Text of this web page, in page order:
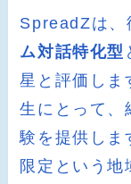
SpreadZは、
ム対話特化型
星と評価しま
生にとって、
験を提供しま
限定という地